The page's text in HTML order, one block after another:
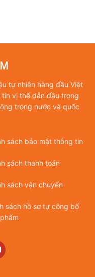
tự nhiên hàng đầu Việt
tin vị thế dẫn đầu trong
trong nước và quốc
sách bảo mật thông tin
sách thanh toán
sách vận chuyển
sách hồ sơ tự công bố